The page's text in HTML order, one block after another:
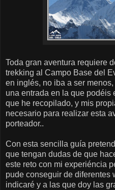
Toda gran aventura requiere
trekking al Campo Base del
en inglés, no iba a ser
una entrada en la que podéis
que he recopilado, y mis
necesario para realizar esta
porteador..
Con esta sencilla guía
que tengan dudas de que
este reto con mi experiéncia
pude conseguir de diferentes
indicaré y a las que doy las